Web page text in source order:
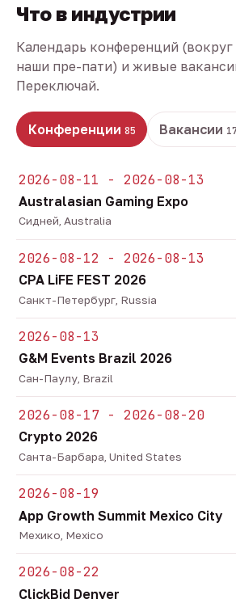
Что в индустрии
Календарь конференций
наши пре-пати) и живые
Переключай.
Конференции 85 Вакансии
2026-08-11 - 2026-08-13
Australasian Gaming Expo
Сидней, Australia
2026-08-12 - 2026-08-13
CPA LiFE FEST 2026
Санкт-Петербург, Russia
2026-08-13
G&M Events Brazil 2026
Сан-Паулу, Brazil
2026-08-17 - 2026-08-20
Crypto 2026
Санта-Барбара, United States
2026-08-19
App Growth Summit Mexico City
Мехико, Mexico
2026-08-22
ClickBid Denver